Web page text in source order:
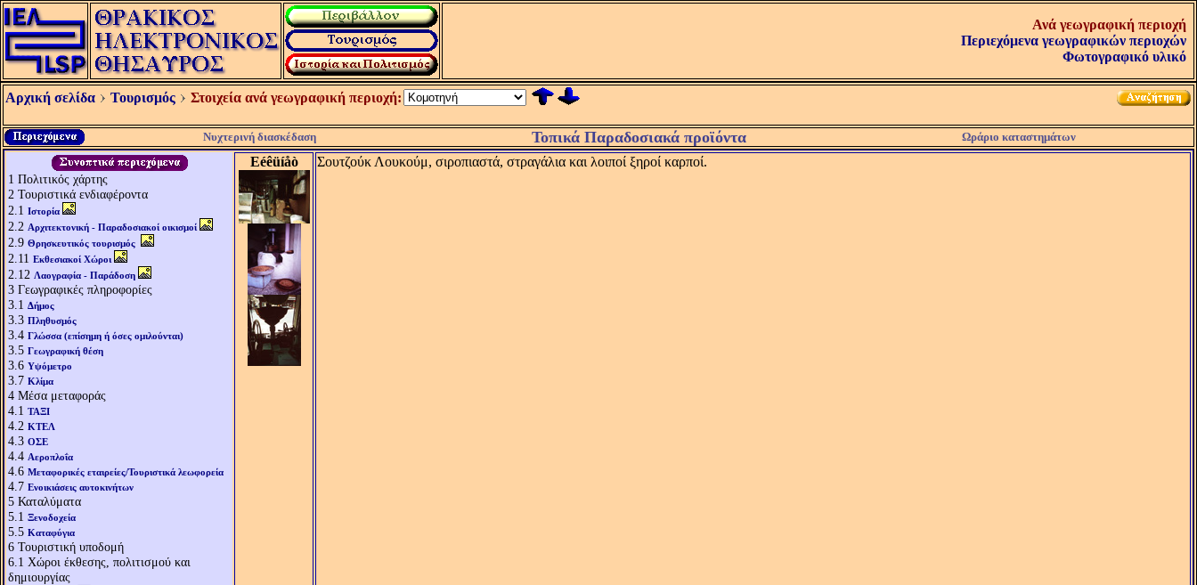
Ανά γεωγραφική περιοχή
Περιεχόμενα γεωγραφικών περιοχών
Φωτογραφικό υλικό
Αρχική σελίδα Τουρισμός Στοιχεία ανά γεωγραφική περιοχή:
Νυχτερινή διασκέδαση Τοπικά Παραδοσιακά προϊόντα Ωράριο καταστημάτων
1 Πολιτικός χάρτης
2 Τουριστικά ενδιαφέροντα
2.1 Ιστορία
2.2 Αρχιτεκτονική - Παραδοσιακοί οικισμοί
2.9 Θρησκευτικός τουρισμός
2.11 Εκθεσιακοί Χώροι
2.12 Λαογραφία - Παράδοση
3 Γεωγραφικές πληροφορίες
3.1 Δήμος
3.3 Πληθυσμός
3.4 Γλώσσα (επίσημη ή όσες ομιλούνται)
3.5 Γεωγραφική θέση
3.6 Υψόμετρο
3.7 Κλίμα
4 Μέσα μεταφοράς
4.1 ΤΑΞΙ
4.2 ΚΤΕΛ
4.3 ΟΣΕ
4.4 Αεροπλοΐα
4.6 Μεταφορικές εταιρείες/Τουριστικά λεωφορεία
4.7 Ενοικιάσεις αυτοκινήτων
5 Καταλύματα
5.1 Ξενοδοχεία
5.5 Καταφύγια
6 Τουριστική υποδομή
6.1 Χώροι έκθεσης, πολιτισμού και
δημιουργίας
Eéêüíåò Σουτζούκ Λουκούμ, σιροπιαστά, στραγάλια και λοιποί ξηροί καρποί.